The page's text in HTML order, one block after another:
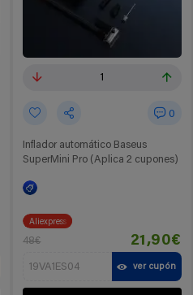
1
0
Inflador automático Baseus
SuperMini Pro (Aplica 2 cupones)
Aliexpress
48€ 21,90€
19VA1ES04 ver cupón